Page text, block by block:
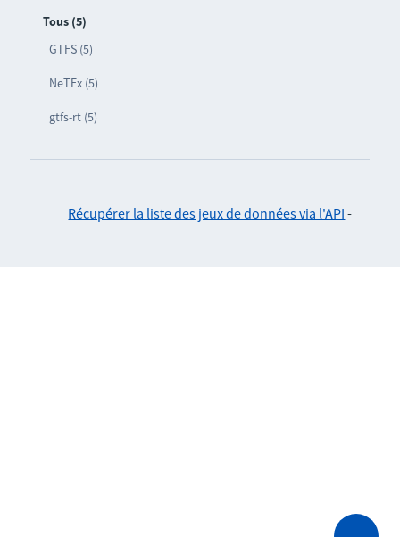
Tous (5)
GTFS (5)
NeTEx (5)
gtfs-rt (5)
Récupérer la liste des jeux de données via l'API -